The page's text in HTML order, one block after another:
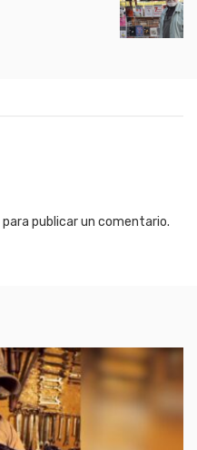
para publicar un comentario.